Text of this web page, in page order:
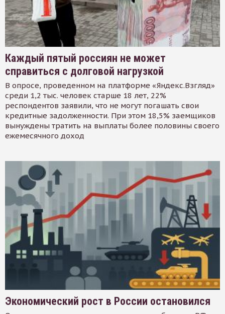
Каждый пятый россиян не может
справиться с долговой нагрузкой
В опросе, проведенном на платформе «Яндекс.Взгляд»
среди 1,2 тыс. человек старше 18 лет, 22%
респондентов заявили, что не могут погашать свои
кредитные задолженности. При этом 18,5% заемщиков
вынуждены тратить на выплаты более половины своего
ежемесячного доход
Экономический рост в России остановился